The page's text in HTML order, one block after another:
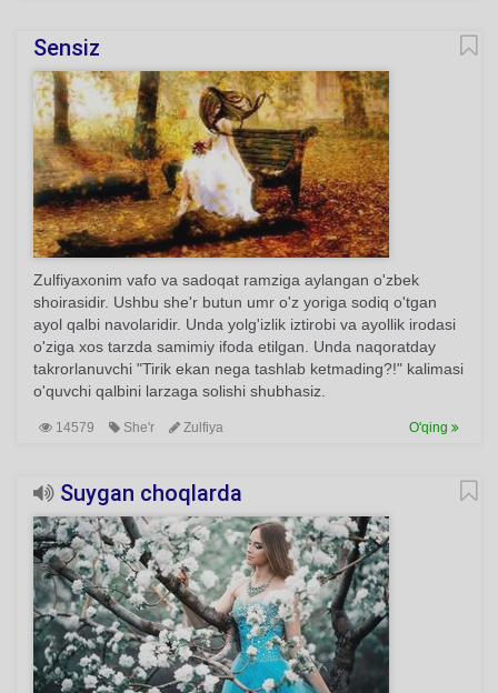
Sensiz
Zulfiyaxonim vafo va sadoqat ramziga aylangan o'zbek
shoirasidir. Ushbu she'r butun umr o'z yoriga sodiq o'tgan
ayol qalbi navolaridir. Unda yolg'izlik iztirobi va ayollik irodasi
o'ziga xos tarzda samimiy ifoda etilgan. Unda naqoratday
takrorlanuvchi "Tirik ekan nega tashlab ketmading?!" kalimasi
o'quvchi qalbini larzaga solishi shubhasiz.
14579 She'r Zulfiya O'qing
Suygan choqlarda